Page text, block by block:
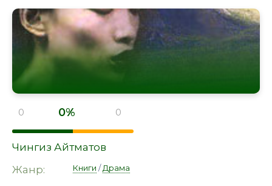
0 0% 0
Чингиз Айтматов
Жанр:
Книги /Драма